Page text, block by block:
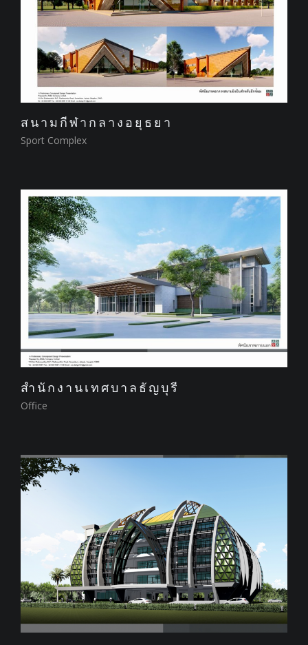
สนามกีฬากลางอยุธยา
Sport Complex
สำนักงานเทศบาลธัญบุรี
Office